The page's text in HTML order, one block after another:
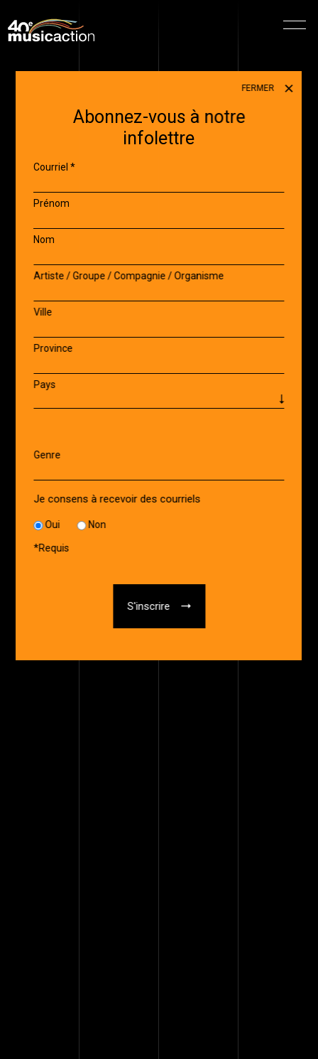
Menu
FERMER
Abonnez-vous à notre
infolettre
Courriel*
Prénom
Nom
Artiste / Groupe / Compagnie / Organisme
Ville
Province
Pays
Genre
Je consens à recevoir des courriels
Oui Non
*Requis